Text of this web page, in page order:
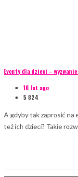
Eventy dla dzieci –
10 lat ago
5 824
A gdyby tak zaprosić
też ich dzieci? Takie